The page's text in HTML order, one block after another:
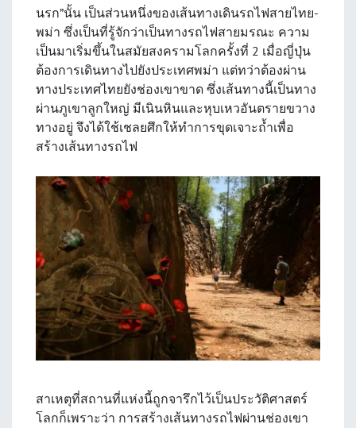
นรก”นั้น เป็นส่วนหนึ่งของเส้นทางเดินรถไฟสายไทย-
พม่า ซึ่งเป็นที่รู้จักว่าเป็นทางรถไฟสายมรณะ ความ
เป็นมาเริ่มขึ้นในสมัยสงครามโลกครั้งที่ 2 เมื่อญี่ปุ่น
ต้องการเดินทางไปยังประเทศพม่า แต่ทว่าต้องผ่าน
ทางประเทศไทยยังช่องเขาขาด ซึ่งเส้นทางนี้เป็นทาง
ผ่านภูเขาลูกใหญ่ มีเนินหินและหุบเหวอันตรายขวาง
ทางอยู่ จึงได้ใช้เชลยศึกให้ทำการขุดเจาะถ้ำเพื่อ
สร้างเส้นทางรถไฟ
สาเหตุที่สถานที่แห่งนี้ถูกจารึกไว้เป็นประวัติศาสตร์
โลกก็เพราะว่า การสร้างเส้นทางรถไฟผ่านช่องเขา